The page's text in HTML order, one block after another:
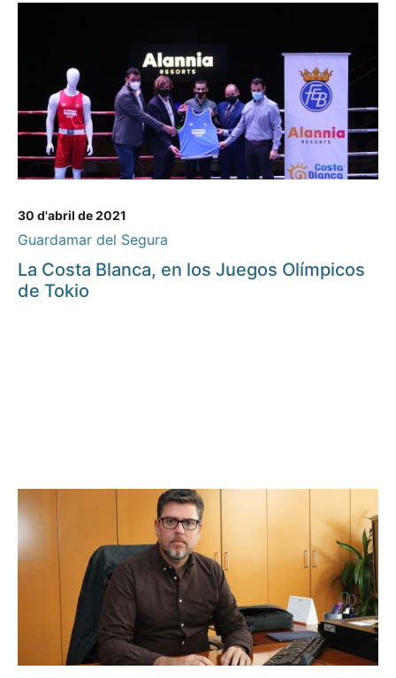
30 d'abril de 2021
Guardamar del Segura
La Costa Blanca, en los Juegos Olímpicos
de Tokio